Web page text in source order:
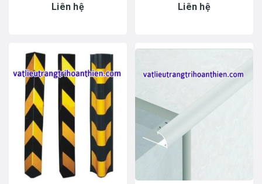
Liên hệ Liên hệ